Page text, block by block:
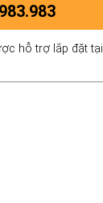
hỗ trợ lắp đặt tại